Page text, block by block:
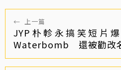
← 上一篇
JYP朴軫永搞笑短片
Waterbomb 還被勸改名